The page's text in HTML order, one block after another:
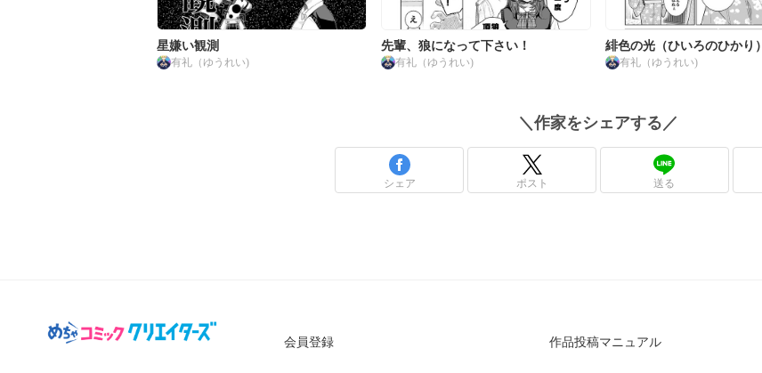
星嫌い観測
有礼（ゆうれい)
先輩、狼になって下さい！
有礼（ゆうれい)
緋色の光（ひいろのひかり）
有礼（ゆうれい)
＼作家をシェアする／
シェア ポスト 送る
会員登録 作品投稿マニュアル